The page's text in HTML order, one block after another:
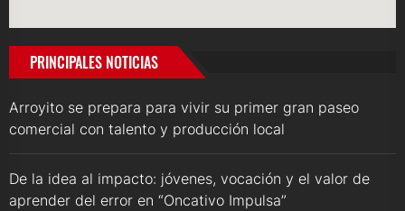
PRINCIPALES NOTICIAS
Arroyito se prepara para vivir su primer gran paseo
comercial con talento y producción local
De la idea al impacto: jóvenes, vocación y el valor de
aprender del error en “Oncativo Impulsa”